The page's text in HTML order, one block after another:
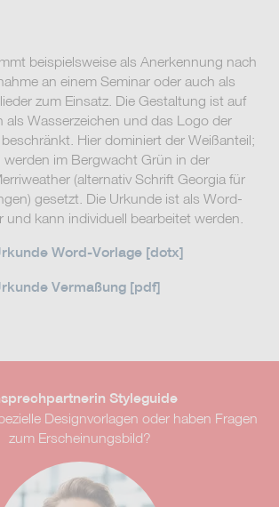
beispielsweise als Anerkennung nach
an einem Seminar oder auch als
zum Einsatz. Die Gestaltung ist auf
als Wasserzeichen und das Logo der
Hier dominiert der Weißanteil;
im Bergwacht Grün in der
(alternativ Schrift Georgia für
gesetzt. Die Urkunde ist als Word-
und kann individuell bearbeitet werden.
Word-Vorlage [dotx]
Vermaßung [pdf]
Styleguide
Designvorlagen oder haben Fragen
zum Erscheinungsbild?